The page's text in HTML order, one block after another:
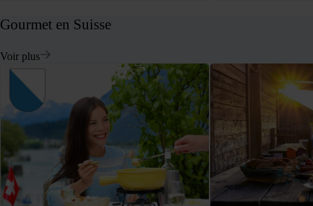
Gourmet en Suisse
Voir plus